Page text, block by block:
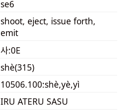
se6
shoot, eject, issue forth,
emit
사:0E
shè(315)
10506.100:shè,yè,yì
IRU ATERU SASU